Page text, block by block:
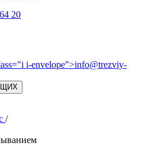
20
i-envelope">info@trezviy-
/